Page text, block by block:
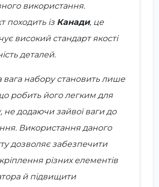
використання.
походить із Канади, це
високий стандарт якості
деталей.
вага набору становить лише
робить його легким для
не додаючи зайвої ваги до
Використання даного
дозволяє забезпечити
різних елементів
й підвищити